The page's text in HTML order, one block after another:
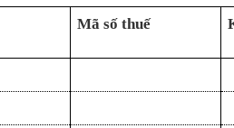
Mã số thuế